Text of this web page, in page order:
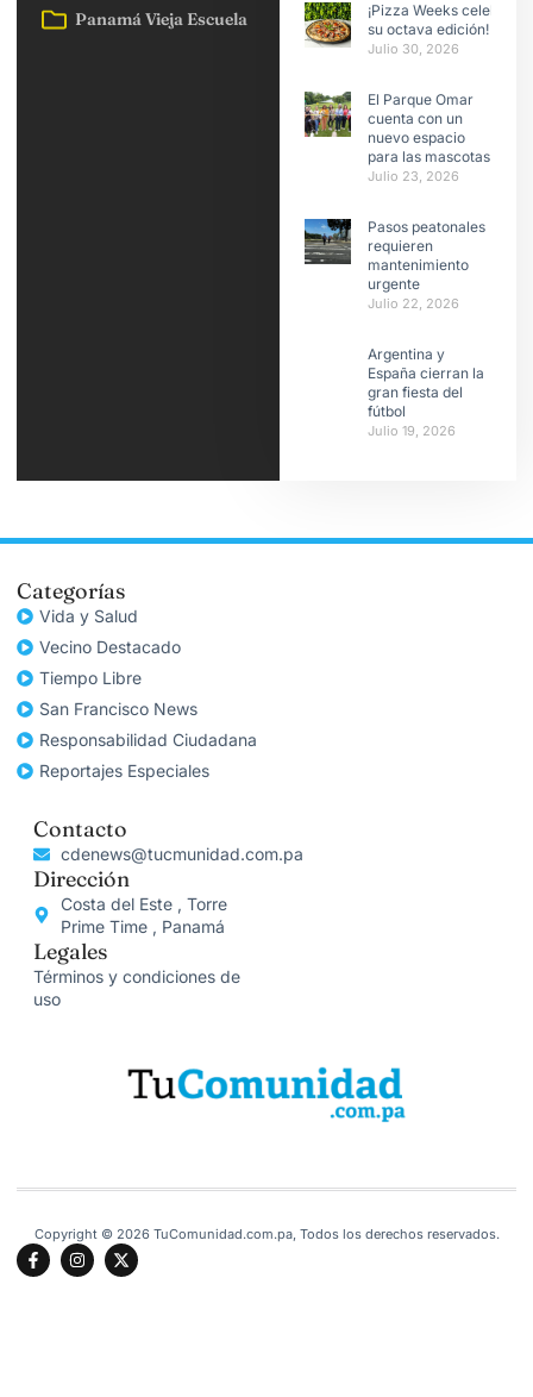
Panamá Vieja Escuela
¡Pizza Weeks celebra
su octava edición!
Julio 30, 2026
El Parque Omar
cuenta con un
nuevo espacio
para las mascotas
Julio 23, 2026
Pasos peatonales
requieren
mantenimiento
urgente
Julio 22, 2026
Argentina y
España cierran la
gran fiesta del
fútbol
Julio 19, 2026
Categorías
Vida y Salud
Vecino Destacado
Tiempo Libre
San Francisco News
Responsabilidad Ciudadana
Reportajes Especiales
Contacto
cdenews@tucmunidad.com.pa
Dirección
Costa del Este , Torre
Prime Time , Panamá
Legales
Términos y condiciones de
uso
Copyright © 2026 TuComunidad.com.pa, Todos los derechos reservados.